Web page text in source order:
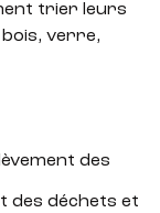
trier leurs
verre,
des
des déchets et